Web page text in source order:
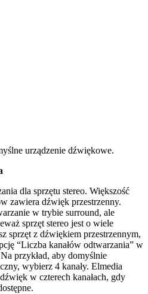
urządzenie dźwiękowe.
dla sprzętu stereo. Większość
zawiera dźwięk przestrzenny.
w trybie surround, ale
sprzęt stereo jest o wiele
sprzęt z dźwiękiem przestrzennym,
“Liczba kanałów odtwarzania” w
przykład, aby domyślnie
wybierz 4 kanały. Elmedia
w czterech kanałach, gdy